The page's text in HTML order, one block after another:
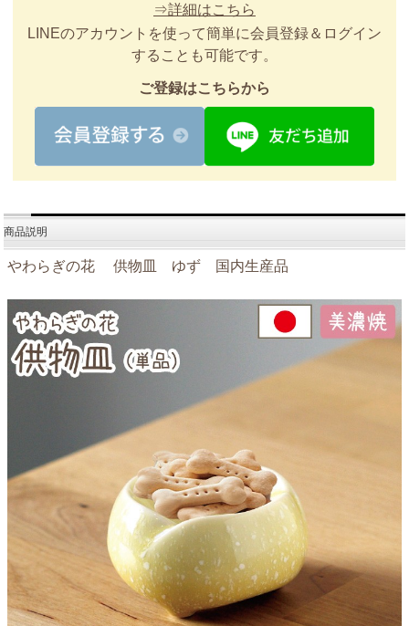
⇒詳細はこちら
LINEのアカウントを使って簡単に会員登録＆ログイン
することも可能です。
ご登録はこちらから
商品説明
やわらぎの花 供物皿 ゆず 国内生産品